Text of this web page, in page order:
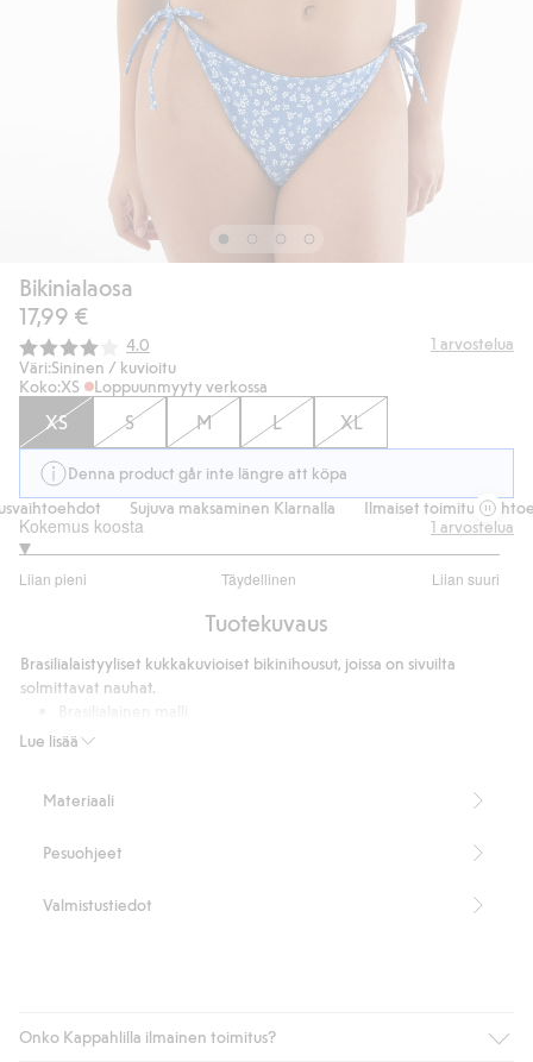
Bikinialaosa
17,99 €
Keskimääräinen luokitus:
4.0 1 arvostelua
Väri:Sininen / kuvioitu
Koko:XS Loppuunmyyty verkossa
XS S M L XL
Denna product går inte längre att köpa
Sujuva maksaminen Klarnalla Ilmaiset
Kokemus koosta
Liian pieni Täydellinen Liian suuri
/
ääneen
1 arvostelua
Tuotekuvaus
Lue lisää
Brasilialaistyyliset kukkakuvioiset bikinihousut, joissa on sivuilta
solmittavat nauhat.
Solmitaan sivulta
Kierrätettyä polyesteria sisältävä sekoitekangas
Materiaali
Pesuohjeet
Valmistustiedot
Onko Kappahlilla ilmainen toimitus?